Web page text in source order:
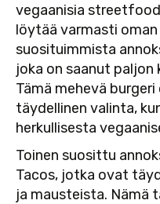
vegaanisia
löytää varmasti oman
suosituimmista
joka on saanut paljon
Tämä mehevä
täydellinen valinta,
herkullisesta
Toinen suosittu
Tacos, jotka ovat
ja mausteista. Nämä